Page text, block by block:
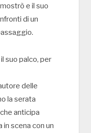
e il suo
di un
suo palco, per
delle
la serata
anticipa
in scena con un